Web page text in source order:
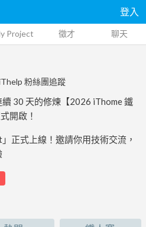
登入
Project 徵才 聊天
粉絲團追蹤
30 天的修煉【2026 iThome 鐵
開啟！
正式上線！邀請你用技術交流，